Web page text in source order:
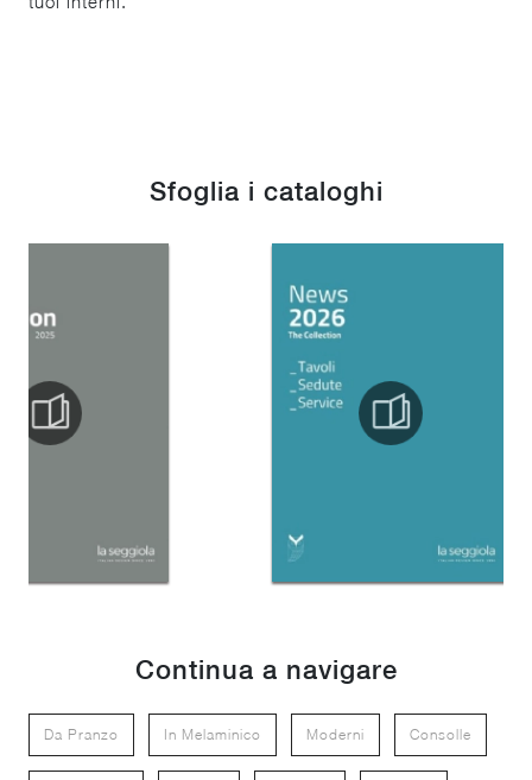
Sfoglia i cataloghi
Continua a navigare
Da Pranzo In Melaminico Moderni Consolle